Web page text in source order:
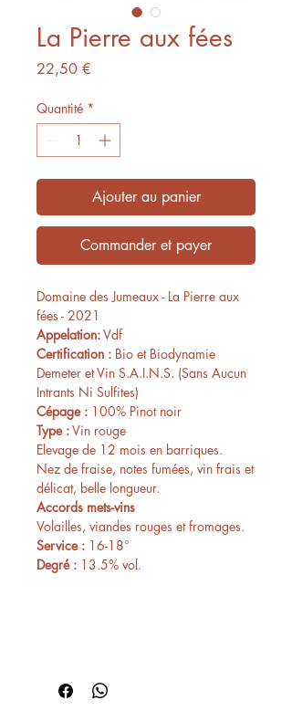
La Pierre aux fées
22,50 €
Quantité *
Ajouter au panier
Commander et payer
Domaine des Jumeaux - La Pierre aux
fées - 2021
Appelation:Vdf
Certification : Bio et Biodynamie
Demeter et Vin S.A.I.N.S. (Sans Aucun
Intrants Ni Sulfites)
Cépage : 100% Pinot noir
Type :Vin rouge
Elevage de 12 mois en barriques.
Nez de fraise, notes fumées, vin frais et
délicat, belle longueur.
Accords mets-vins
Volailles, viandes rouges et fromages.
Service : 16-18°
Degré : 13.5% vol.